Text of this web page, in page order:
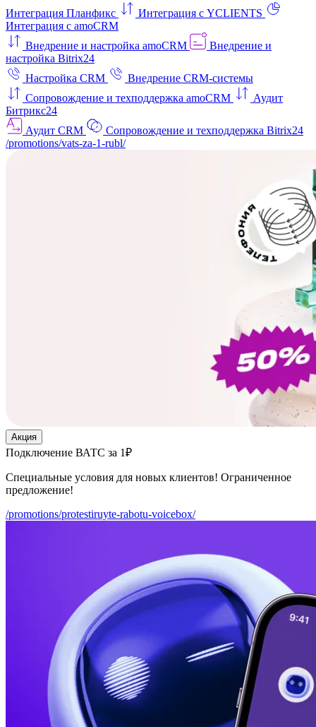
Интеграция Планфикс
Интеграция с YCLIENTS
Интеграция с amoCRM
Внедрение и настройка amoCRM
Внедрение и
настройка Bitrix24
Настройка CRM
Внедрение CRM-системы
Сопровождение и техподдержка amoCRM
Аудит
Битрикс24
Аудит CRM
Сопровождение и техподдержка Bitrix24
/promotions/vats-za-1-rubl/
Акция
Подключение ВАТС за 1₽
Специальные условия для новых клиентов! Ограниченное
предложение!
/promotions/protestiruyte-rabotu-voicebox/